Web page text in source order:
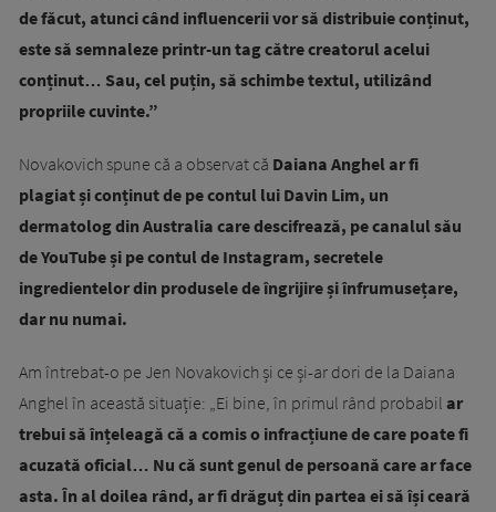
de făcut, atunci când influencerii vor să distribuie conținut,
este să semnaleze printr-un tag către creatorul acelui
conținut… Sau, cel puțin, să schimbe textul, utilizând
propriile cuvinte.”
Novakovich spune că a observat că Daiana Anghel ar fi
plagiat și conținut de pe contul lui Davin Lim, un
dermatolog din Australia care descifrează, pe canalul său
de YouTube și pe contul de Instagram, secretele
ingredientelor din produsele de îngrijire și înfrumusețare,
dar nu numai.
Am întrebat-o pe Jen Novakovich și ce și-ar dori de la Daiana
Anghel în această situație: „Ei bine, în primul rând probabil ar
trebui să înțeleagă că a comis o infracțiune de care poate fi
acuzată oficial… Nu că sunt genul de persoană care ar face
asta. În al doilea rând, ar fi drăguț din partea ei să își ceară